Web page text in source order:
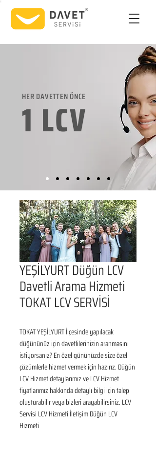
HER DAVETTEN ÖNCE
1 LCV
YEŞİLYURT Düğün LCV
Davetli Arama Hizmeti
TOKAT LCV SERVİSİ
TOKAT YEŞİLYURT İlçesinde yapılacak
düğününüz için davetlilerinizin aranmasını
istiyorsanız? En özel gününüzde size özel
çözümlerle hizmet vermek için hazırız. Düğün
LCV Hizmet detaylarımız ve LCV Hizmet
fiyatlarımız hakkında detaylı bilgi için talep
oluşturabilir veya bizleri arayabilirsiniz. LCV
Servisi LCV Hizmeti İletişim Düğün LCV
Hizmeti